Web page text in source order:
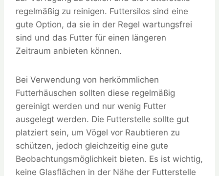
regelmäßig zu reinigen. Futtersilos sind eine
gute Option, da sie in der Regel wartungsfrei
sind und das Futter für einen längeren
Zeitraum anbieten können.
Bei Verwendung von herkömmlichen
Futterhäuschen sollten diese regelmäßig
gereinigt werden und nur wenig Futter
ausgelegt werden. Die Futterstelle sollte gut
platziert sein, um Vögel vor Raubtieren zu
schützen, jedoch gleichzeitig eine gute
Beobachtungsmöglichkeit bieten. Es ist wichtig,
keine Glasflächen in der Nähe der Futterstelle